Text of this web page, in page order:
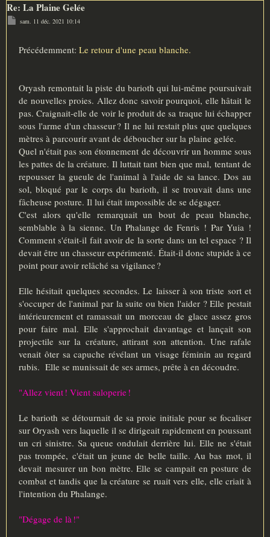
Re: La Plaine Gelée
M
e
a
g
sam. 11 déc. 2021 10:14
Précédemment: Le retour d'une peau blanche.
Oryash remontait la piste du barioth qui lui-même poursuivait
de nouvelles proies. Allez donc savoir pourquoi, elle hâtait le
pas. Craignait-elle de voir le produit de sa traque lui échapper
sous l'arme d'un chasseur ? Il ne lui restait plus que quelques
mètres à parcourir avant de déboucher sur la plaine gelée.
Quel n'était pas son étonnement de découvrir un homme sous
les pattes de la créature. Il luttait tant bien que mal, tentant de
repousser la gueule de l'animal à l'aide de sa lance. Dos au
sol, bloqué par le corps du barioth, il se trouvait dans une
fâcheuse posture. Il lui était impossible de se dégager.
C'est alors qu'elle remarquait un bout de peau blanche,
semblable à la sienne. Un Phalange de Fenris ! Par Yuia !
Comment s'était-il fait avoir de la sorte dans un tel espace ? Il
devait être un chasseur expérimenté. Était-il donc stupide à ce
point pour avoir relâché sa vigilance ?
Elle hésitait quelques secondes. Le laisser à son triste sort et
s'occuper de l'animal par la suite ou bien l'aider ? Elle pestait
intérieurement et ramassait un morceau de glace assez gros
pour faire mal. Elle s'approchait davantage et lançait son
projectile sur la créature, attirant son attention. Une rafale
venait ôter sa capuche révélant un visage féminin au regard
rubis. Elle se munissait de ses armes, prête à en découdre.
"Allez vient ! Vient saloperie !
Le barioth se détournait de sa proie initiale pour se focaliser
sur Oryash vers laquelle il se dirigeait rapidement en poussant
un cri sinistre. Sa queue ondulait derrière lui. Elle ne s'était
pas trompée, c'était un jeune de belle taille. Au bas mot, il
devait mesurer un bon mètre. Elle se campait en posture de
combat et tandis que la créature se ruait vers elle, elle criait à
l'intention du Phalange.
"Dégage de là !"